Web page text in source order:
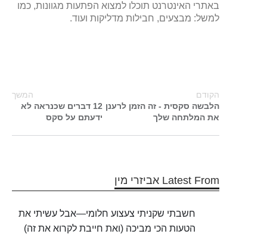
באתרי האינטרנט תוכלו למצוא הפתעות מגוונות, כמו
למשל: מבצעים, חבילות מדליקות ועוד.
הקודם
הלבשה סקסית - זה הזמן לרענן
את המלתחה שלך
המשך
12 דברים שכנראה לא
ידעתם על סקס
Latest From אביזרי מין
חשבתי שקניתי צעצוע חלומי—אבל עשיתי את
הטעות הכי מביכה (ואת חייבת לקרוא את זה)